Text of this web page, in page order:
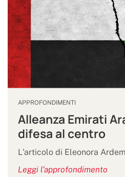
APPROFONDIMENTI
Alleanza Emirati
difesa al centro
L'articolo di Eleonora
Leggi l'approfondimento